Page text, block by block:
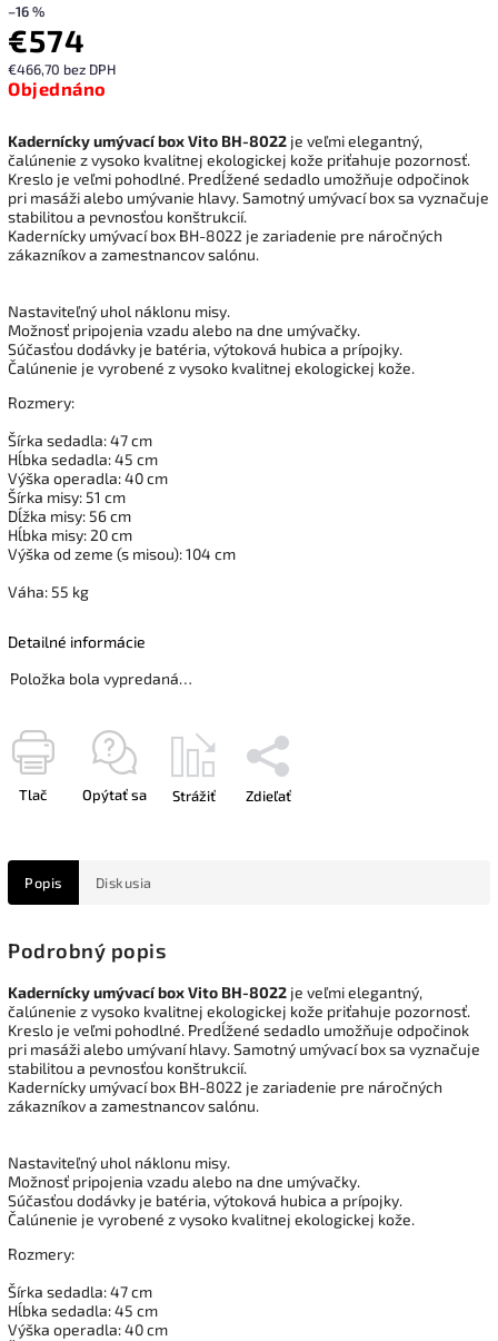
–16 %
€574
€466,70 bez DPH
Objednáno
Položka bola vypredaná…
Kadernícky umývací box Vito BH-8022 je veľmi elegantný,
čalúnenie z vysoko kvalitnej ekologickej kože priťahuje pozornosť.
Kreslo je veľmi pohodlné. Predĺžené sedadlo umožňuje odpočinok
pri masáži alebo umývanie hlavy. Samotný umývací box sa vyznačuje
stabilitou a pevnosťou konštrukcií.
Kadernícky umývací box BH-8022 je zariadenie pre náročných
zákazníkov a zamestnancov salónu.
Nastaviteľný uhol náklonu misy.
Možnosť pripojenia vzadu alebo na dne umývačky.
Súčasťou dodávky je batéria, výtoková hubica a prípojky.
Čalúnenie je vyrobené z vysoko kvalitnej ekologickej kože.
Rozmery:
Šírka sedadla: 47 cm
Hĺbka sedadla: 45 cm
Výška operadla: 40 cm
Šírka misy: 51 cm
Dĺžka misy: 56 cm
Hĺbka misy: 20 cm
Výška od zeme (s misou): 104 cm
Váha: 55 kg
Detailné informácie
Tlač Opýtať sa Strážiť Zdieľať
Popis Diskusia
Podrobný popis
Kadernícky umývací box Vito BH-8022 je veľmi elegantný,
čalúnenie z vysoko kvalitnej ekologickej kože priťahuje pozornosť.
Kreslo je veľmi pohodlné. Predĺžené sedadlo umožňuje odpočinok
pri masáži alebo umývaní hlavy. Samotný umývací box sa vyznačuje
stabilitou a pevnosťou konštrukcií.
Kadernícky umývací box BH-8022 je zariadenie pre náročných
zákazníkov a zamestnancov salónu.
Nastaviteľný uhol náklonu misy.
Možnosť pripojenia vzadu alebo na dne umývačky.
Súčasťou dodávky je batéria, výtoková hubica a prípojky.
Čalúnenie je vyrobené z vysoko kvalitnej ekologickej kože.
Rozmery:
Šírka sedadla: 47 cm
Hĺbka sedadla: 45 cm
Výška operadla: 40 cm